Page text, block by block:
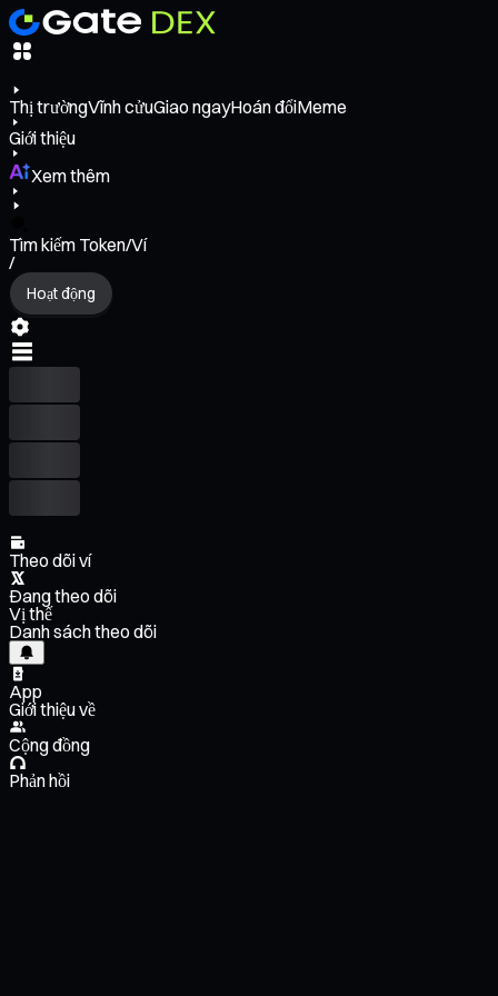
Thị trườngVĩnh cửuGiao ngayHoán đổiMeme
Giới thiệu
Xem thêm
Tìm kiếm Token/Ví
/
Hoạt động
Theo dõi ví
Đang theo dõi
Vị thế
Danh sách theo dõi
App
Giới thiệu về
Cộng đồng
Phản hồi